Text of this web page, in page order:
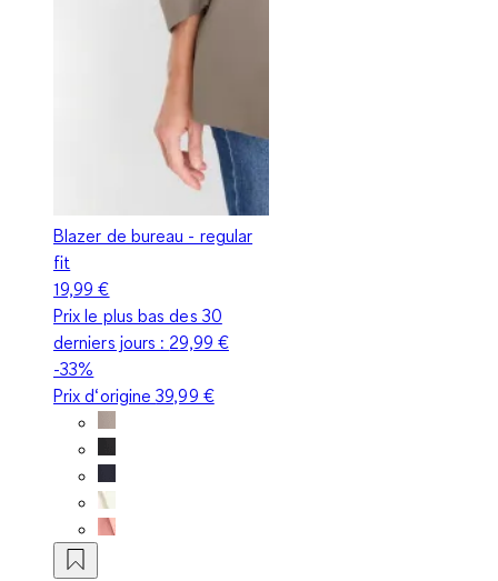
Blazer de bureau - regular
fit
19,99 €
Prix le plus bas des 30
derniers jours : 29,99 €
-33%
Prix d‘origine39,99 €